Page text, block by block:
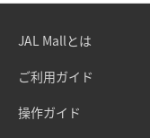
JAL Mallとは
ご利用ガイド
操作ガイド